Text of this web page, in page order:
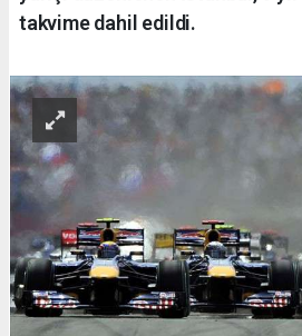
takvime dahil edildi.